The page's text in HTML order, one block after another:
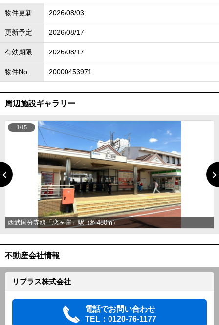
物件更新 2026/08/03
更新予定 2026/08/17
有効期限 2026/08/17
物件No. 20000453971
周辺施設ギャラリー
西武国分寺線「恋ヶ窪」駅（約480m）
1/15
不動産会社情報
リプラス株式会社
電話でお問い合わせ
TEL：0120-76-1177